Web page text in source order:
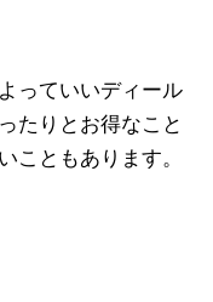
っていいディール
たりとお得なこと
こともあります。